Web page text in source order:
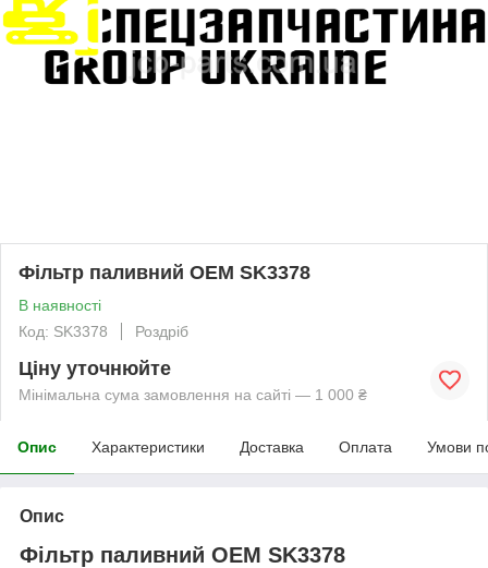
Фільтр паливний OEM SK3378
В наявності
Код: SK3378
Роздріб
Ціну уточнюйте
Мінімальна сума замовлення на сайті — 1 000 ₴
Опис Характеристики Доставка Оплата Умови
Опис
Фільтр паливний OEM SK3378